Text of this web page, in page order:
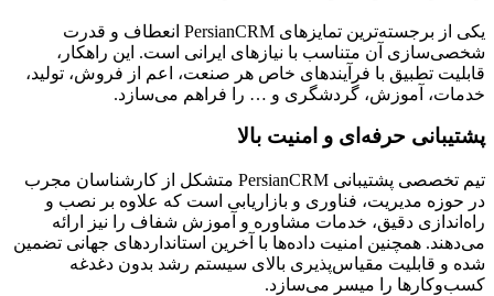
یکی از برجسته‌ترین تمایزهای PersianCRM انعطاف و قدرت
شخصی‌سازی آن متناسب با نیازهای ایرانی است. این راهکار،
قابلیت تطبیق با فرآیندهای خاص هر صنعت، اعم از فروش، تولید،
خدمات، آموزش، گردشگری و … را فراهم می‌سازد.
پشتیبانی حرفه‌ای و امنیت بالا
تیم تخصصی پشتیبانی PersianCRM متشکل از کارشناسان مجرب
در حوزه مدیریت، فناوری و بازاریابی است که علاوه بر نصب و
راه‌اندازی دقیق، خدمات مشاوره و آموزش شفاف را نیز ارائه
می‌دهند. همچنین امنیت داده‌ها با آخرین استانداردهای جهانی تضمین
شده و قابلیت مقیاس‌پذیری بالای سیستم رشد بدون دغدغه
کسب‌وکارها را میسر می‌سازد.